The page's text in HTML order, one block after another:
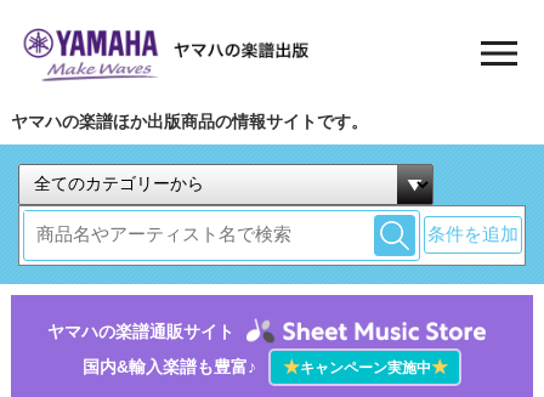
ヤマハの楽譜ほか出版商品の情報サイトです。
条件を追加
ヤマハの楽譜通販サイト
国内&輸入楽譜も豊富♪
★キャンペーン実施中★